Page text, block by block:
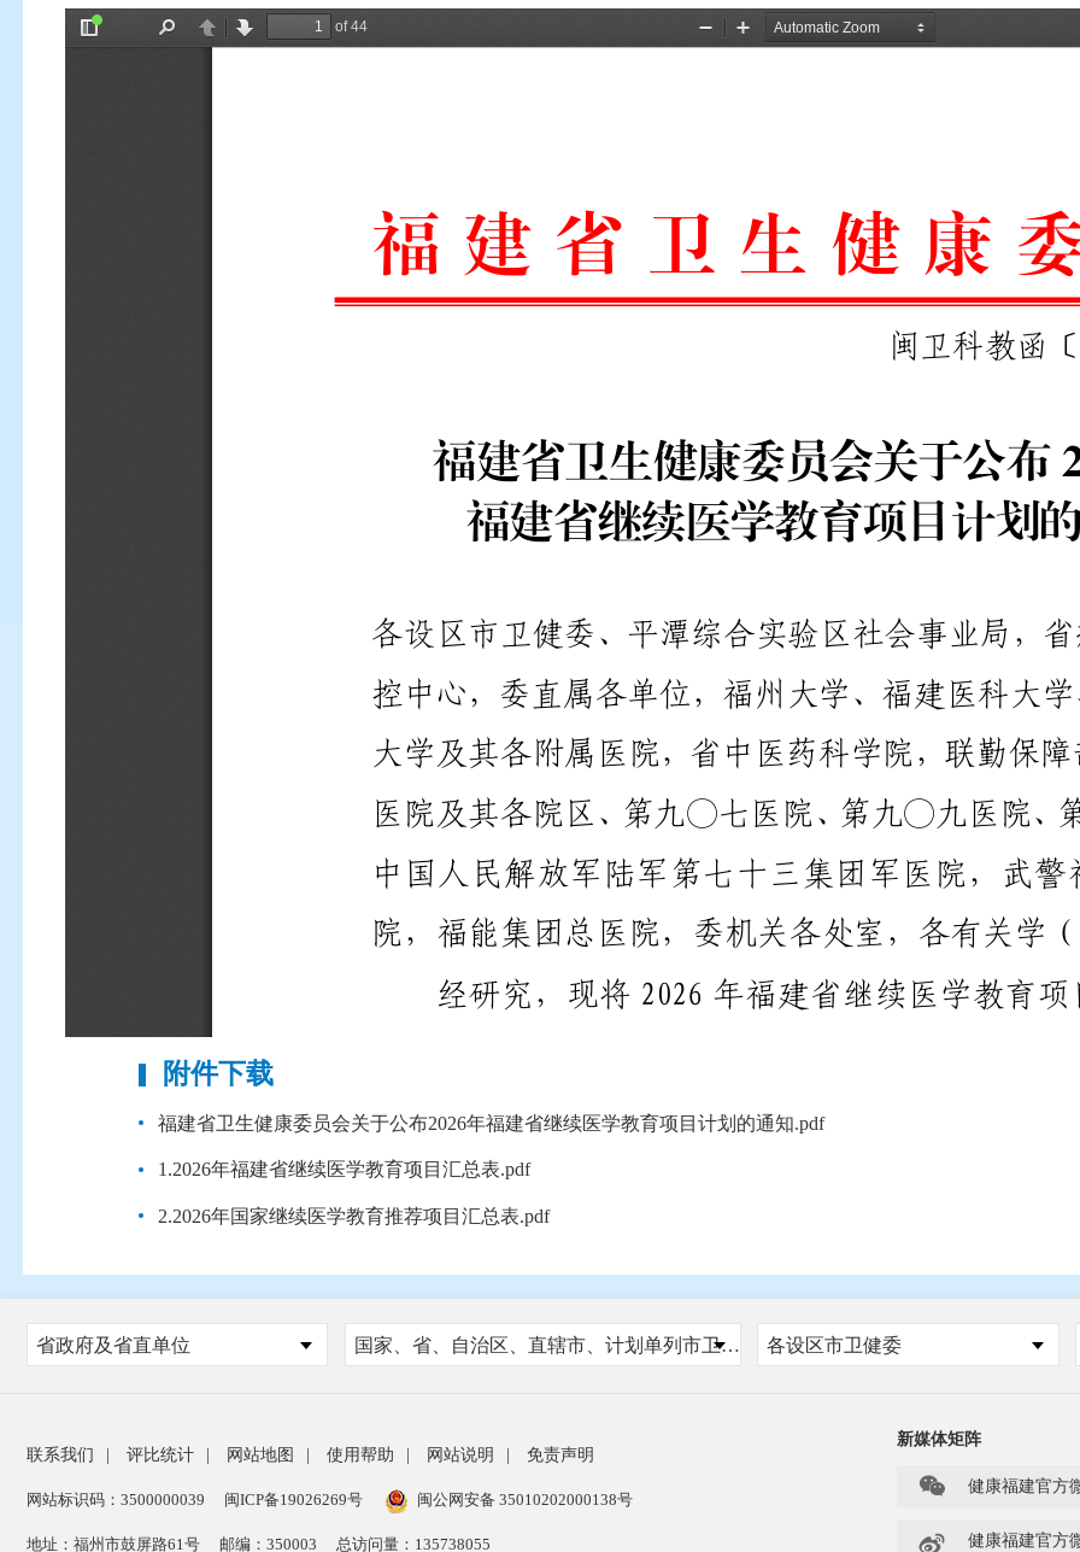
附件下载
福建省卫生健康委员会关于公布2026年福建省继续医学教育项目计划的通知.pdf
1.2026年福建省继续医学教育项目汇总表.pdf
2.2026年国家继续医学教育推荐项目汇总表.pdf
省政府及省直单位 国家、省、自治区、直辖市、计划单列市卫健委 各设区市卫健委
联系我们 评比统计 网站地图 使用帮助 网站说明 免责声明
网站标识码：3500000039 闽ICP备19026269号 闽公网安备 35010202000138号
地址：福州市鼓屏路61号 邮编：350003 总访问量： 135738055
新媒体矩阵
 健康福建官方
 健康福建官方